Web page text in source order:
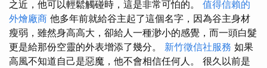
之近，他可以輕鬆觸碰時，這是非常可怕的。 值得信賴的
外燴廠商 他多年前就給谷主起了這個名字，因為谷主身材
瘦弱，雖然身高高大，卻給人一種渺小的感覺，而一頭白髮
更是給那份空靈的外表增添了幾分。 新竹徵信社服務 如果
高風不知道自己是惡魔，他不會相信任何人。 很久以前是